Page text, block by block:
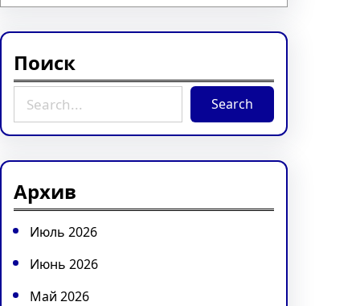
Поиск
a
h
Search
Архив
Июль 2026
Июнь 2026
Май 2026